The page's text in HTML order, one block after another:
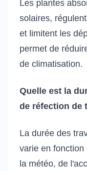
Les plantes
solaires,
et limitent les
permet de
de climatisation.
Quelle est la
de réfection de
La durée des
varie en
la météo, de